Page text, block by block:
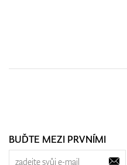
BUĎTE MEZI PRVNÍMI